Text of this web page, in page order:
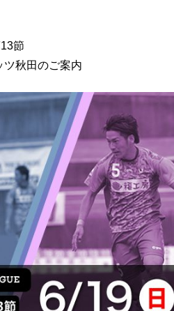
節
秋田のご案内